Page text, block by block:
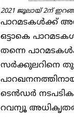
2021 ജൂലായ് 2ന്
പാറമടകൾക്ക്
ഒട്ടാകെ
തന്നെ
സർക്കുലറിനെ
ടെൻഡർ
റവന്യൂ